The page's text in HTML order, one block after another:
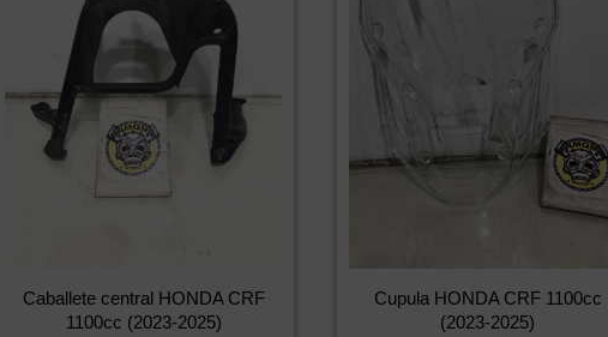
Caballete central HONDA CRF
1100cc (2023-2025)
Cupula HONDA CRF 1100cc
(2023-2025)